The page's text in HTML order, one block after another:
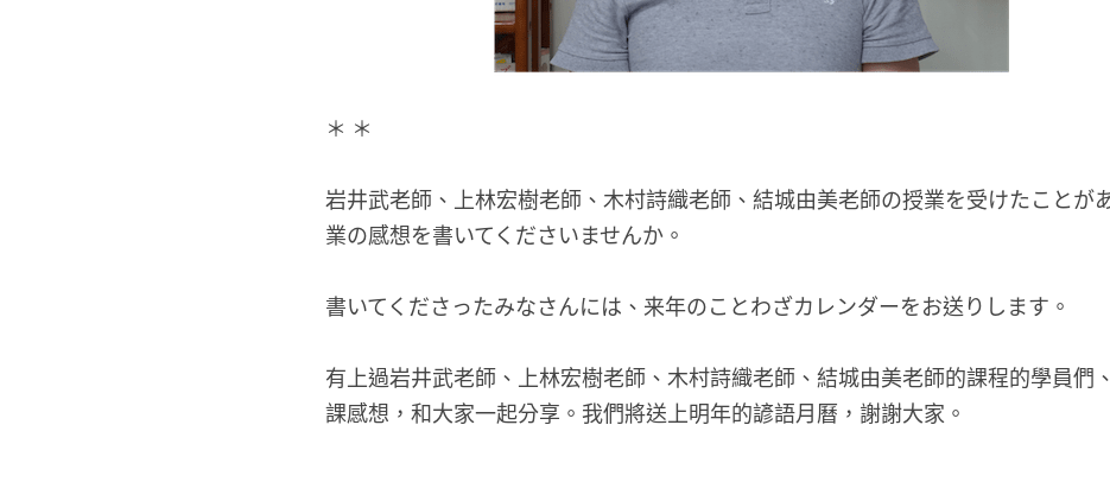
＊ ＊
岩井武老師、上林宏樹老師、木村詩織老師、結城由美老師の授業を受けたことが
業の感想を書いてくださいませんか。
書いてくださったみなさんには、来年のことわざカレンダーをお送りします。
有上過岩井武老師、上林宏樹老師、木村詩織老師、結城由美老師的課程的學員們
課感想，和大家一起分享。我們將送上明年的諺語月曆，謝謝大家。